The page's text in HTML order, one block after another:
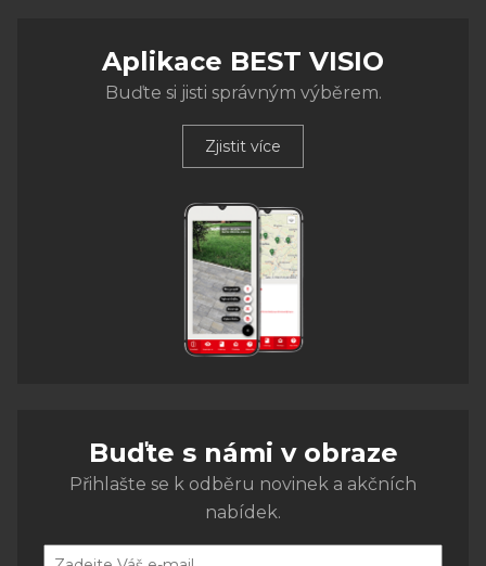
Aplikace BEST VISIO
Buďte si jisti správným výběrem.
Zjistit více
Buďte s námi v obraze
Přihlašte se k odběru novinek a akčních
nabídek.